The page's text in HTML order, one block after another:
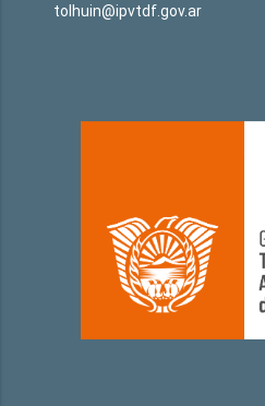
tolhuin@ipvtdf.gov.ar